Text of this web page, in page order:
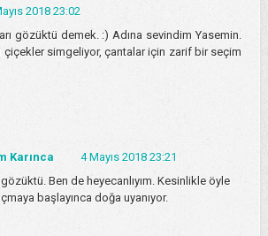
2018 23:02
gözüktü demek. :) Adına sevindim Yasemin.
çiçekler simgeliyor, çantalar için zarif bir seçim
Karınca
4 Mayıs 2018 23:21
Ben de heyecanlıyım. Kesinlikle öyle
başlayınca doğa uyanıyor.